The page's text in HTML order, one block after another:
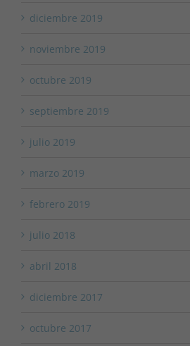
diciembre 2019
noviembre 2019
octubre 2019
septiembre 2019
julio 2019
marzo 2019
febrero 2019
julio 2018
abril 2018
diciembre 2017
octubre 2017